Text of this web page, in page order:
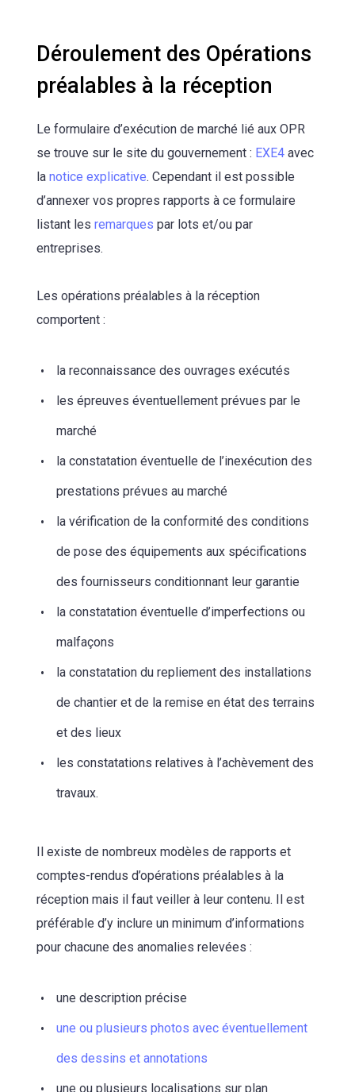
Déroulement des Opérations
préalables à la réception
Le formulaire d’exécution de marché lié aux OPR
se trouve sur le site du gouvernement : EXE4 avec
la notice explicative. Cependant il est possible
d’annexer vos propres rapports à ce formulaire
listant les remarques par lots et/ou par
entreprises.
Les opérations préalables à la réception
comportent :
la reconnaissance des ouvrages exécutés
les épreuves éventuellement prévues par le
marché
la constatation éventuelle de l’inexécution des
prestations prévues au marché
la vérification de la conformité des conditions
de pose des équipements aux spécifications
des fournisseurs conditionnant leur garantie
la constatation éventuelle d’imperfections ou
malfaçons
la constatation du repliement des installations
de chantier et de la remise en état des terrains
et des lieux
les constatations relatives à l’achèvement des
travaux.
Il existe de nombreux modèles de rapports et
comptes-rendus d’opérations préalables à la
réception mais il faut veiller à leur contenu. Il est
préférable d’y inclure un minimum d’informations
pour chacune des anomalies relevées :
une description précise
une ou plusieurs photos avec éventuellement
des dessins et annotations
une ou plusieurs localisations sur plan